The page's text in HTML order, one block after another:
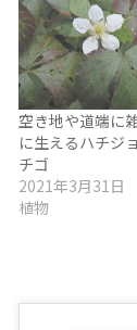
空き地や道端に
に生えるハチジ
チゴ
2021年3月31日
植物